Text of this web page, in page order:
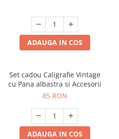
ADAUGA IN COS
Set cadou Caligrafie Vintage
cu Pana albastra si Accesorii
85 RON
ADAUGA IN COS